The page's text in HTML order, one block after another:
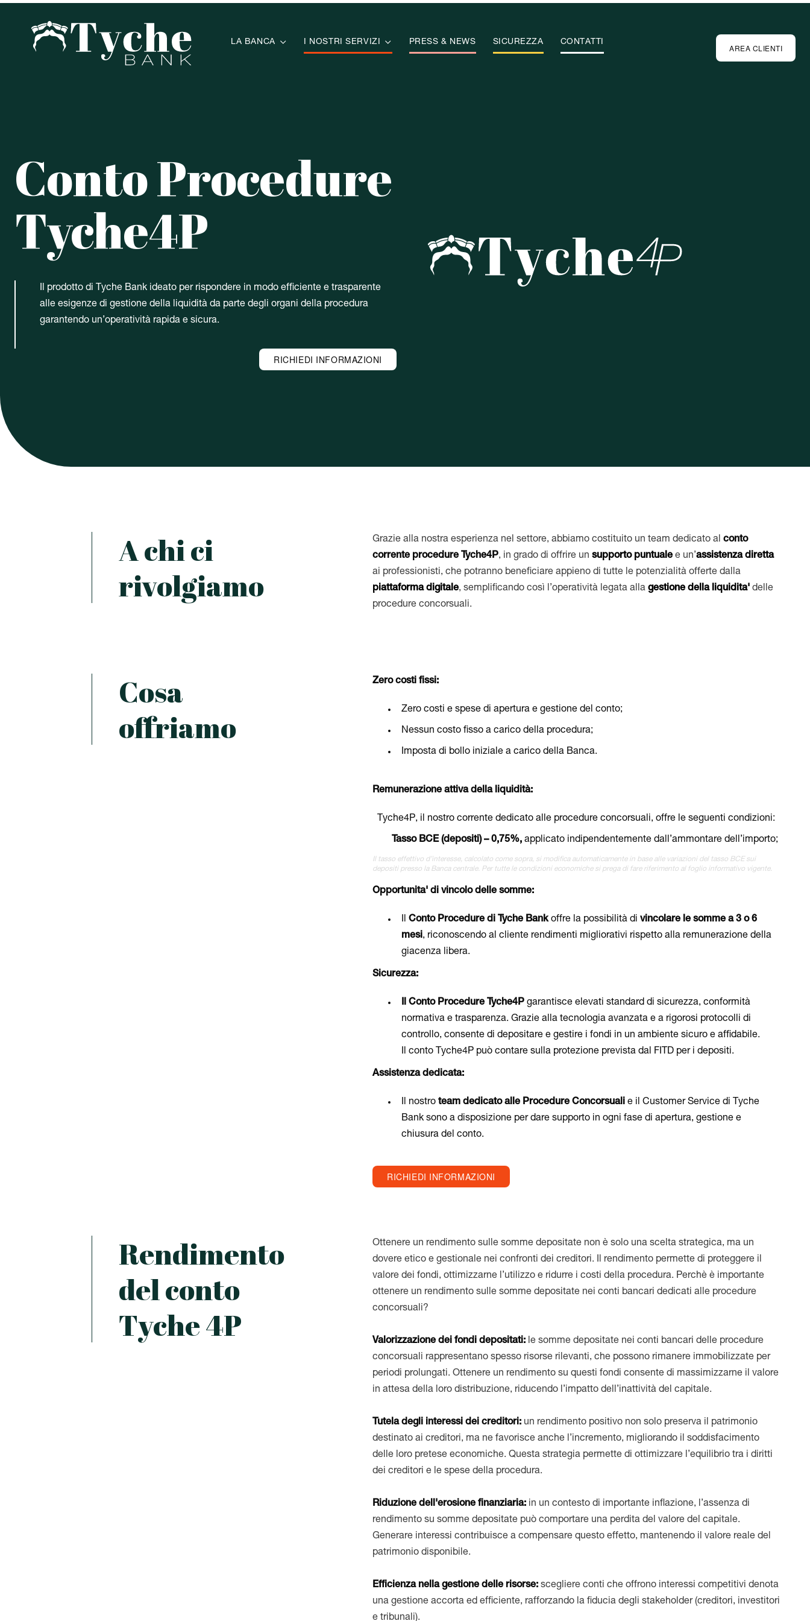
LA BANCA  I NOSTRI SERVIZI  PRESS & NEWS SICUREZZA CONTATTI
AREA CLIENTI
Conto Procedure
Tyche4P
Il prodotto di Tyche Bank ideato per rispondere in modo efficiente e trasparente
alle esigenze di gestione della liquidità da parte degli organi della procedura
garantendo un’operatività rapida e sicura.
RICHIEDI INFORMAZIONI
A chi ci
rivolgiamo
Grazie alla nostra esperienza nel settore, abbiamo costituito un team dedicato alconto
corrente procedure Tyche4P, in grado di offrire unsupporto puntuale e un’assistenza diretta
ai professionisti, che potranno beneficiare appieno di tutte le potenzialità offerte dalla
piattaforma digitale, semplificando così l’operatività legata allagestione della liquidita'delle
procedure concorsuali.
Cosa
offriamo
Zero costi fissi:
Zero costi e spese di apertura e gestione del conto;
Nessun costo fisso a carico della procedura;
Imposta di bollo iniziale a carico della Banca.
Remunerazione attiva della liquidità:
Tyche4P, il nostro corrente dedicato alle procedure concorsuali, offre le seguenti condizioni:
Tasso BCE (depositi) – 0,75%,applicato indipendentemente dall’ammontare dell’importo;
Il tasso effettivo d’interesse, calcolato come sopra, si modifica automaticamente in base alle variazioni del tasso BCE sui
depositi presso la Banca centrale. Per tutte le condizioni economiche si prega di fare riferimento al foglio informativo vigente.
Opportunita' di vincolo delle somme:
IlConto Procedure di Tyche Bankoffre la possibilità divincolare le somme a 3 o 6
mesi, riconoscendo al cliente rendimenti migliorativi rispetto alla remunerazione della
giacenza libera.
Sicurezza:
IlConto Procedure Tyche4P garantisce elevati standard di sicurezza, conformità
normativa e trasparenza. Grazie alla tecnologia avanzata e a rigorosi protocolli di
controllo, consente di depositare e gestire i fondi in un ambiente sicuro e affidabile.
Il conto Tyche4P può contare sulla protezione prevista dal FITD per i depositi.
Assistenza dedicata:
Il nostroteam dedicato alle Procedure Concorsuali e il Customer Service di Tyche
Bank sono a disposizione per dare supporto in ogni fase di apertura, gestione e
chiusura del conto.
RICHIEDI INFORMAZIONI
Rendimento
del conto
Tyche 4P
Ottenere un rendimento sulle somme depositate non è solo una scelta strategica, ma un
dovere etico e gestionale nei confronti dei creditori. Il rendimento permette di proteggere il
valore dei fondi, ottimizzarne l’utilizzo e ridurre i costi della procedura. Perchè è importante
ottenere un rendimento sulle somme depositate nei conti bancari dedicati alle procedure
concorsuali?
Valorizzazione dei fondi depositati: le somme depositate nei conti bancari delle procedure
concorsuali rappresentano spesso risorse rilevanti, che possono rimanere immobilizzate per
periodi prolungati. Ottenere un rendimento su questi fondi consente di massimizzarne il valore
in attesa della loro distribuzione, riducendo l’impatto dell’inattività del capitale.
Tutela degli interessi dei creditori: un rendimento positivo non solo preserva il patrimonio
destinato ai creditori, ma ne favorisce anche l’incremento, migliorando il soddisfacimento
delle loro pretese economiche. Questa strategia permette di ottimizzare l’equilibrio tra i diritti
dei creditori e le spese della procedura.
Riduzione dell'erosione finanziaria: in un contesto di importante inflazione, l’assenza di
rendimento su somme depositate può comportare una perdita del valore del capitale.
Generare interessi contribuisce a compensare questo effetto, mantenendo il valore reale del
patrimonio disponibile.
Efficienza nella gestione delle risorse:scegliere conti che offrono interessi competitivi denota
una gestione accorta ed efficiente, rafforzando la fiducia degli stakeholder (creditori, investitori
e tribunali).